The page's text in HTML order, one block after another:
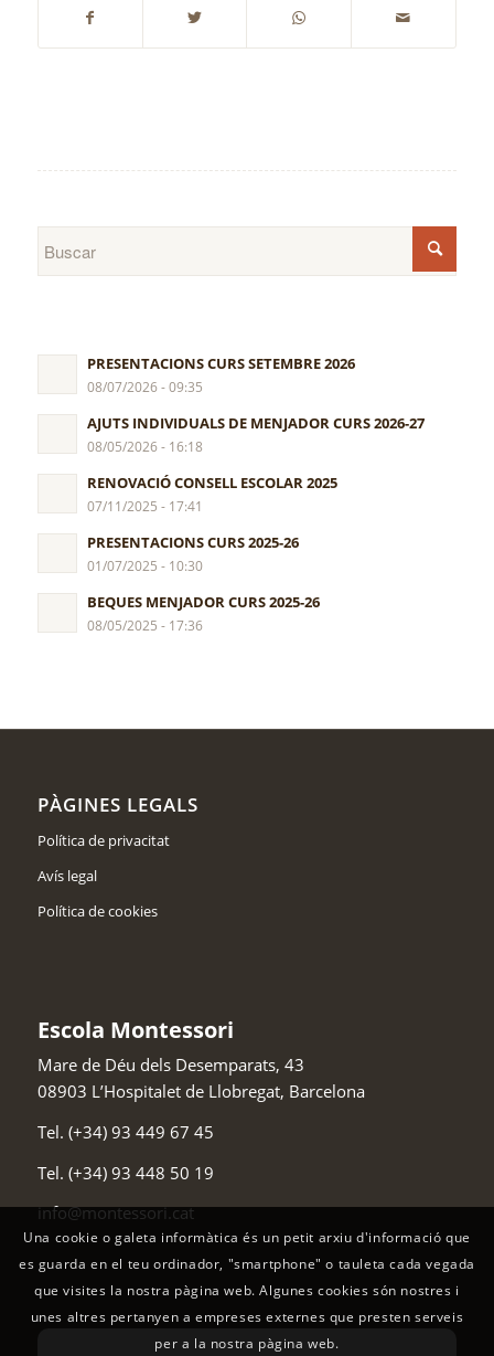
PRESENTACIONS CURS SETEMBRE 2026
08/07/2026 - 09:35
AJUTS INDIVIDUALS DE MENJADOR CURS 2026-27
08/05/2026 - 16:18
RENOVACIÓ CONSELL ESCOLAR 2025
07/11/2025 - 17:41
PRESENTACIONS CURS 2025-26
01/07/2025 - 10:30
BEQUES MENJADOR CURS 2025-26
08/05/2025 - 17:36
PÀGINES LEGALS
Política de privacitat
Avís legal
Política de cookies
Escola Montessori
Mare de Déu dels Desemparats, 43
08903 L’Hospitalet de Llobregat, Barcelona
Tel. (+34) 93 449 67 45
Tel. (+34) 93 448 50 19
info@montessori.cat
Una cookie o galeta informàtica és un petit arxiu d'informació que
es guarda en el teu ordinador, "smartphone" o tauleta cada vegada
que visites la nostra pàgina web. Algunes cookies són nostres i
unes altres pertanyen a empreses externes que presten serveis
per a la nostra pàgina web.